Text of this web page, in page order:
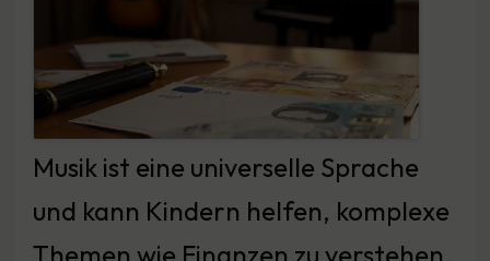
Musik ist eine universelle Sprache
und kann Kindern helfen, komplexe